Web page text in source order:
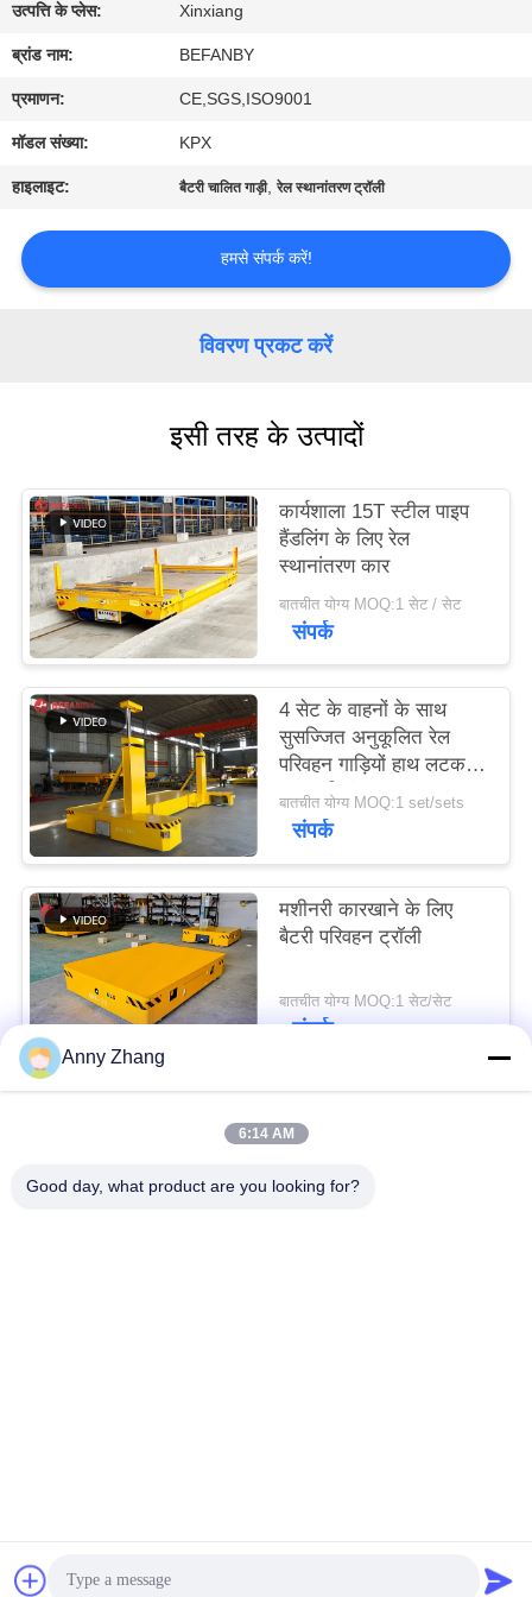
गुणवत्ता
नियंत्रण
संपर्क
करें
समाचार
करें
साइटमैप
PRIVACY
POLICY
उत्पत्ति के प्लेस: Xinxiang
ब्रांड नाम: BEFANBY
प्रमाणन: CE,SGS,ISO9001
मॉडल संख्या: KPX
हाइलाइट: बैटरी चालित गाड़ी,रेल स्थानांतरण ट्रॉली
हमसे संपर्क करें!
विवरण प्रकट करें
इसी तरह के उत्पादों
कार्यशाला 15T स्टील पाइप
हैंडलिंग के लिए रेल
स्थानांतरण कार
बातचीत योग्य MOQ:1 सेट / सेट
संपर्क
4 सेट के वाहनों के साथ
सुसज्जित अनुकूलित रेल
परिवहन गाड़ियों हाथ लटकन
दूरस्थ नियंत्रण
बातचीत योग्य MOQ:1 set/sets
संपर्क
मशीनरी कारखाने के लिए
बैटरी परिवहन ट्रॉली
बातचीत योग्य MOQ:1 सेट/सेट
संपर्क
लोकप्रिय श्रेणियां
Anny Zhang
6:14 AM
Good day, what product are you looking for?